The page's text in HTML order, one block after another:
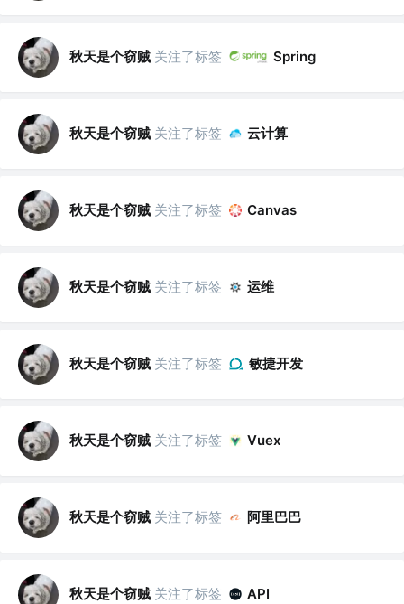
秋天是个窃贼 关注了标签 Spring
秋天是个窃贼 关注了标签 云计算
秋天是个窃贼 关注了标签 Canvas
秋天是个窃贼 关注了标签 运维
秋天是个窃贼 关注了标签 敏捷开发
秋天是个窃贼 关注了标签 Vuex
秋天是个窃贼 关注了标签 阿里巴巴
秋天是个窃贼 关注了标签 API